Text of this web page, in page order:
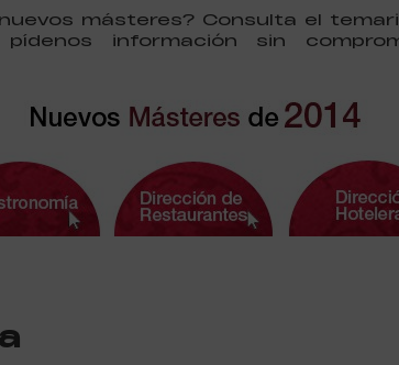
másteres? Consulta el
información sin